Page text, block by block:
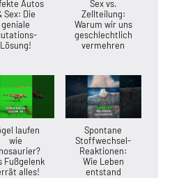
Autos
Sex: Die
geniale
Lösung!
Sex vs.
Zellteilung:
Warum wir uns
geschlechtlich
vermehren
laufen
wie
Fußgelenk
alles!
Spontane
Stoffwechsel-
Reaktionen:
Wie Leben
entstand